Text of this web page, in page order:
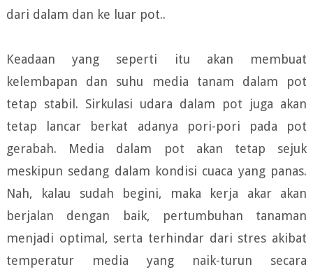
dari dalam dan ke luar pot..
Keadaan yang seperti itu akan membuat
kelembapan dan suhu media tanam dalam pot
tetap stabil. Sirkulasi udara dalam pot juga akan
tetap lancar berkat adanya pori-pori pada pot
gerabah. Media dalam pot akan tetap sejuk
meskipun sedang dalam kondisi cuaca yang panas.
Nah, kalau sudah begini, maka kerja akar akan
berjalan dengan baik, pertumbuhan tanaman
menjadi optimal, serta terhindar dari stres akibat
temperatur media yang naik-turun secara